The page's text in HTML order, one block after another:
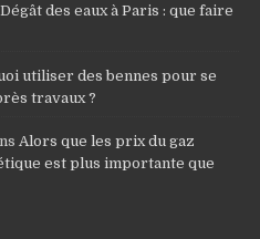
Dégât des eaux à Paris : que faire
utiliser des bennes pour se
travaux ?
Alors que les prix du gaz
est plus importante que